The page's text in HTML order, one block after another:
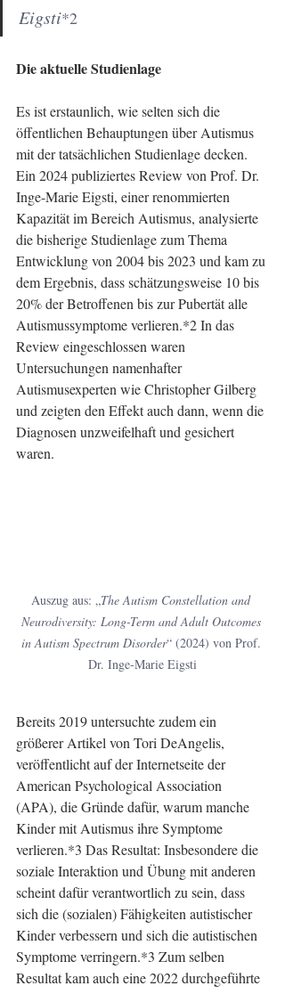
Eigsti*2
Die aktuelle Studienlage
Es ist erstaunlich, wie selten sich die
öffentlichen Behauptungen über Autismus
mit der tatsächlichen Studienlage decken.
Ein 2024 publiziertes Review von Prof. Dr.
Inge-Marie Eigsti, einer renommierten
Kapazität im Bereich Autismus, analysierte
die bisherige Studienlage zum Thema
Entwicklung von 2004 bis 2023 und kam zu
dem Ergebnis, dass schätzungsweise 10 bis
20% der Betroffenen bis zur Pubertät alle
Autismussymptome verlieren.*2 In das
Review eingeschlossen waren
Untersuchungen namenhafter
Autismusexperten wie Christopher Gilberg
und zeigten den Effekt auch dann, wenn die
Diagnosen unzweifelhaft und gesichert
waren.
Auszug aus: „The Autism Constellation and
Neurodiversity: Long-Term and Adult Outcomes
in Autism Spectrum Disorder“ (2024) von Prof.
Dr. Inge-Marie Eigsti
Bereits 2019 untersuchte zudem ein
größerer Artikel von Tori DeAngelis,
veröffentlicht auf der Internetseite der
American Psychological Association
(APA), die Gründe dafür, warum manche
Kinder mit Autismus ihre Symptome
verlieren.*3 Das Resultat: Insbesondere die
soziale Interaktion und Übung mit anderen
scheint dafür verantwortlich zu sein, dass
sich die (sozialen) Fähigkeiten autistischer
Kinder verbessern und sich die autistischen
Symptome verringern.*3 Zum selben
Resultat kam auch eine 2022 durchgeführte